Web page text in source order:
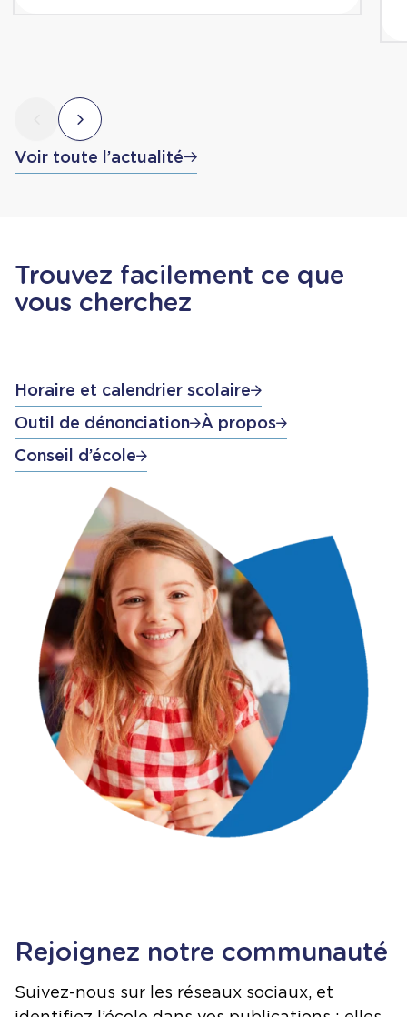
Voir toute l’actualité
Trouvez facilement ce que
vous cherchez
Horaire et calendrier scolaire
Outil de dénonciation
À propos
Conseil d’école
Rejoignez notre communauté
Suivez-nous sur les réseaux sociaux, et